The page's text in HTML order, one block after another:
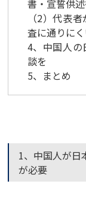
書・宣誓供
（2）代表
査に通りに
4、中国人の
談を
5、まとめ
1、中国人が日
が必要